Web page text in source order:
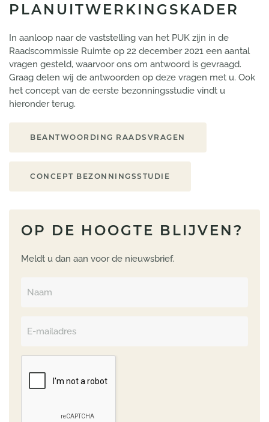
PLANUITWERKINGSKADER
In aanloop naar de vaststelling van het PUK zijn in de
Raadscommissie Ruimte op 22 december 2021 een aantal
vragen gesteld, waarvoor ons om antwoord is gevraagd.
Graag delen wij de antwoorden op deze vragen met u. Ook
het concept van de eerste bezonningsstudie vindt u
hieronder terug.
BEANTWOORDING RAADSVRAGEN
CONCEPT BEZONNINGSSTUDIE
OP DE HOOGTE BLIJVEN?
Meldt u dan aan voor de nieuwsbrief.